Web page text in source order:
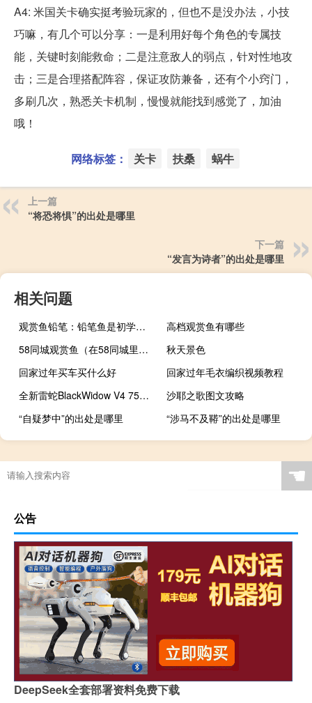
A4: 米国关卡确实挺考验玩家的，但也不是没办法，小技
巧嘛，有几个可以分享：一是利用好每个角色的专属技
能，关键时刻能救命；二是注意敌人的弱点，针对性地攻
击；三是合理搭配阵容，保证攻防兼备，还有个小窍门，
多刷几次，熟悉关卡机制，慢慢就能找到感觉了，加油
哦！
网络标签： 关卡 扶桑 蜗牛
上一篇
“将恐将惧”的出处是哪里
下一篇
“发言为诗者”的出处是哪里
相关问题
观赏鱼铅笔：铅笔鱼是初学者比较容易饲养的观赏鱼
高档观赏鱼有哪些
58同城观赏鱼（在58同城里在线购买观赏鱼靠谱吗？）
秋天景色
回家过年买车买什么好
回家过年毛衣编织视频教程
全新雷蛇BlackWidow V4 75%键盘配备热插拔按键开关
沙耶之歌图文攻略
“自疑梦中”的出处是哪里
“涉马不及鞯”的出处是哪里
承德水族市场
推箱子游戏攻略
☚
公告
DeepSeek全套部署资料免费下载